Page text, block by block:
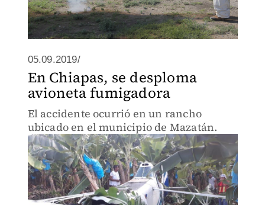
05.09.2019/
En Chiapas, se desploma
avioneta fumigadora
El accidente ocurrió en un rancho
ubicado en el municipio de Mazatán.